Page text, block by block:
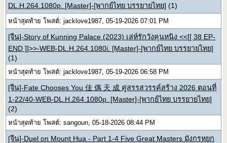
DL.H.264.1080p. [Master]-[พากย์ไทย บรรยายไทย] (1)
หน้าสุดท้าย โพสต์: jacklove1987, 05-19-2026 07:01 PM
[จีน]-Story of Kunning Palace (2023) เล่ห์รักวังคุนหนิง <<[[ 38 EP-
END ]]>>-WEB-DL.H.264.1080i. [Master]-[พากย์ไทย บรรยายไทย]
(1)
หน้าสุดท้าย โพสต์: jacklove1987, 05-19-2026 06:58 PM
[จีน]-Fate Chooses You 佳 偶 天 成 คู่สรรสวรรค์สร้าง 2026 ตอนที่
1-22/40-WEB-DL.H.264.1080p. [Master]-[พากย์ไทย บรรยายไทย]
(2)
หน้าสุดท้าย โพสต์: sangoun, 05-18-2026 08:44 PM
[จีน]-Duel on Mount Hua - Part 1-4 Five Great Masters มังกรหยก